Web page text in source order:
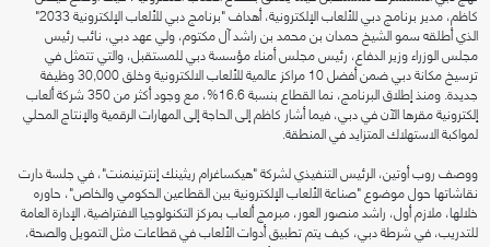
كاظم، مدير برنامج دبي للألعاب الإلكترونية، أهداف "برنامج دبي للألعاب الإلكترونية 2033"
الذي أطلقه سمو الشيخ حمدان بن محمد بن راشد آل مكتوم، ولي عهد دبي، نائب رئيس
مجلس الوزراء وزير الدفاع، رئيس مجلس أمناء مؤسسة دبي للمستقبل، والتي تتمثل في
ترسيخ مكانة دبي ضمن أفضل 10 مراكز عالمية للألعاب الالكترونية وخلق 30,000 وظيفة
جديدة. ومنذ إطلاق البرنامج، نما القطاع بنسبة 16.6%، مع وجود أكثر من 350 شركة ألعاب
إلكترونية مقرها الآن في دبي، فيما أشار كاظم إلى الحاجة إلى المهارات الرقمية والإنتاج المحلي
لمواكبة الاستهلاك المتزايد في المنطقة.
ووصف روب أوتين، الرئيس التنفيذي لشركة "هيكساغرام ريثينك إنترتينمنت"، في جلسة دارت
نقاشاتها حول موضوع "صناعة الألعاب الإلكترونية بين القطاعين الحكومي والخاص"، حاوره
خلالها، ملازم أول، راشد منصور العور، مبرمج ألعاب بمركز التكنولوجيا الافتراضية، الإدارة العامة
للتدريب، في شرطة دبي، كيف يتم تطبيق أدوات الألعاب في قطاعات مثل التمويل والصحة،